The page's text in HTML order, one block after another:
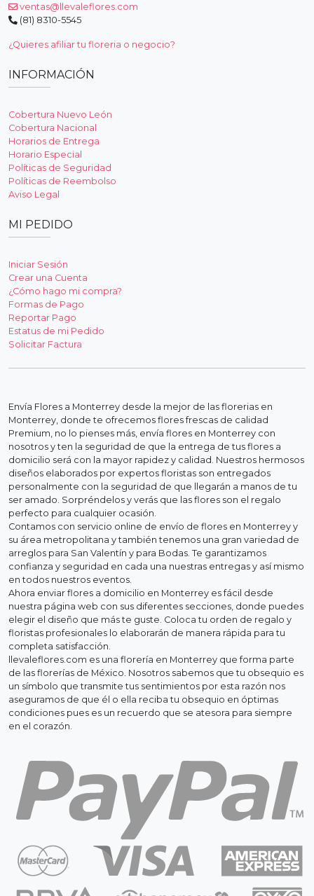
ventas@llevaleflores.com
(81) 8310-5545
¿Quieres afiliar tu floreria o negocio?
INFORMACIÓN
Cobertura Nuevo León
Cobertura Nacional
Horarios de Entrega
Horario Especial
Políticas de Seguridad
Políticas de Reembolso
Aviso Legal
MI PEDIDO
Iniciar Sesión
Crear una Cuenta
¿Cómo hago mi compra?
Formas de Pago
Reportar Pago
Estatus de mi Pedido
Solicitar Factura
Envía Flores a Monterrey desde la mejor de las florerias en
Monterrey, donde te ofrecemos flores frescas de calidad
Premium, no lo pienses más, envía flores en Monterrey con
nosotros y ten la seguridad de que la entrega de tus flores a
domicilio será con la mayor rapidez y calidad. Nuestros hermosos
diseños elaborados por expertos floristas son entregados
personalmente con la seguridad de que llegarán a manos de tu
ser amado. Sorpréndelos y verás que las flores son el regalo
perfecto para cualquier ocasión.
Contamos con servicio online de envío de flores en Monterrey y
su área metropolitana y también tenemos una gran variedad de
arreglos para San Valentín y para Bodas. Te garantizamos
confianza y seguridad en cada una nuestras entregas y así mismo
en todos nuestros eventos.
Ahora enviar flores a domicilio en Monterrey es fácil desde
nuestra página web con sus diferentes secciones, donde puedes
elegir el diseño que más te guste. Coloca tu orden de regalo y
floristas profesionales lo elaborarán de manera rápida para tu
completa satisfacción.
llevaleflores.com es una florería en Monterrey que forma parte
de las florerías de México. Nosotros sabemos que tu obsequio es
un símbolo que transmite tus sentimientos por esta razón nos
aseguramos de que él o ella reciba tu obsequio en óptimas
condiciones pues es un recuerdo que se atesora para siempre
en el corazón.